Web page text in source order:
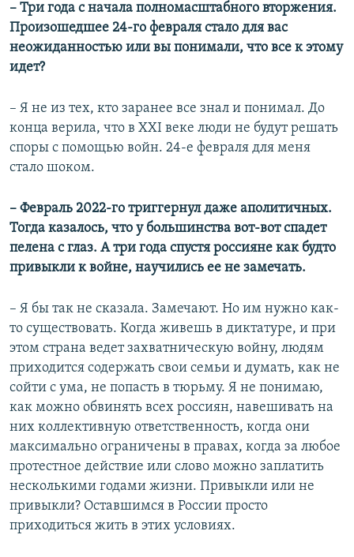
– Три года с начала полномасштабного вторжения.
Произошедшее 24-го февраля стало для вас
неожиданностью или вы понимали, что все к этому
идет?
– Я не из тех, кто заранее все знал и понимал. До
конца верила, что в XXI веке люди не будут решать
споры с помощью войн. 24-е февраля для меня
стало шоком.
– Февраль 2022-го триггернул даже аполитичных.
Тогда казалось, что у большинства вот-вот спадет
пелена с глаз. А три года спустя россияне как будто
привыкли к войне, научились ее не замечать.
– Я бы так не сказала. Замечают. Но им нужно как-
то существовать. Когда живешь в диктатуре, и при
этом страна ведет захватническую войну, людям
приходится содержать свои семьи и думать, как не
сойти с ума, не попасть в тюрьму. Я не понимаю,
как можно обвинять всех россиян, навешивать на
них коллективную ответственность, когда они
максимально ограничены в правах, когда за любое
протестное действие или слово можно заплатить
несколькими годами жизни. Привыкли или не
привыкли? Оставшимся в России просто
приходиться жить в этих условиях.